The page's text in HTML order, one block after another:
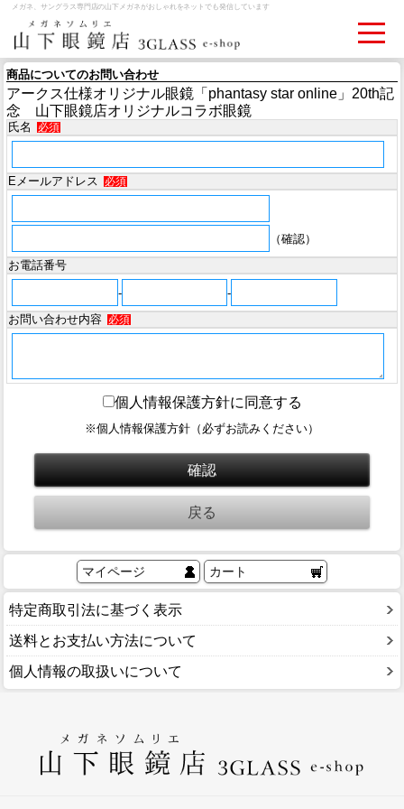
メガネ、サングラス専門店の山下メガネがおしゃれをネットでも発信しています
ログイン お買いものカゴ
メディア情報
アクセス
ACCESS
ブログ
BLOG
会社概要
INFORMATION
商品についてのお問い合わせ
アークス仕様オリジナル眼鏡「phantasy star online」20th記
念 山下眼鏡店オリジナルコラボ眼鏡
氏名 必須
Eメールアドレス 必須
（確認）
お電話番号
-
-
お問い合わせ内容
必須
個人情報保護方針に同意する
※個人情報保護方針（必ずお読みください）
マイページ カート
特定商取引法に基づく表示
送料とお支払い方法について
個人情報の取扱いについて